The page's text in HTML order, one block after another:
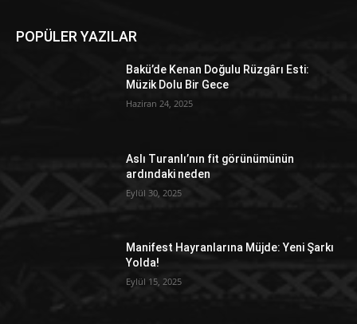
POPÜLER YAZILAR
Bakü’de Kenan Doğulu Rüzgârı Esti:
Müzik Dolu Bir Gece
Haziran 24, 2025
Aslı Turanlı’nın fit görünümünün
ardındaki neden
Eylül 30, 2025
Manifest Hayranlarına Müjde: Yeni Şarkı
Yolda!
Eylül 15, 2025